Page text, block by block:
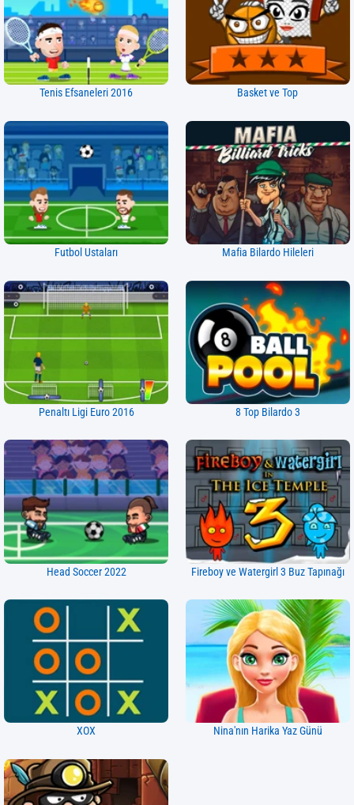
Tenis Efsaneleri 2016 Basket ve Top
Futbol Ustaları Mafia Bilardo Hileleri
Penaltı Ligi Euro 2016 8 Top Bilardo 3
Head Soccer 2022 Fireboy ve Watergirl 3 Buz Tapınağı
XOX Nina'nın Harika Yaz Günü